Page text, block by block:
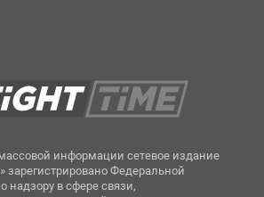
информации сетевое издание
зарегистрировано Федеральной
надзору в сфере связи,